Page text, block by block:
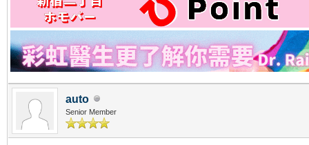
auto
Senior Member